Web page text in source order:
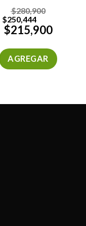
$280,900
$250,444
$215,900
AGREGAR